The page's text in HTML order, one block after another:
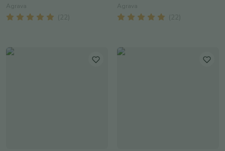
Agrava
( 22
Agrava
( 22